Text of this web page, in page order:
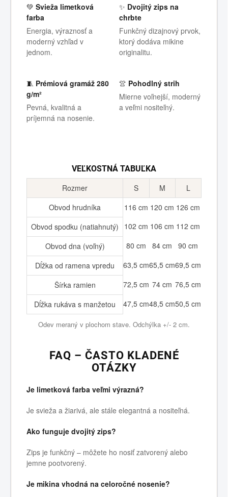
💚 Svieža limetková
farba
Energia, výraznosť a
moderný vzhľad v
jednom.
✨ Dvojitý zips na
chrbte
Funkčný dizajnový prvok,
ktorý dodáva mikine
originalitu.
🧵 Prémiová gramáž 280
g/m²
Pevná, kvalitná a
príjemná na nosenie.
👚 Pohodlný strih
Mierne voľnejší, moderný
a veľmi nositeľný.
VEĽKOSTNÁ TABUĽKA
Rozmer S M
L
Obvod hrudníka
116 cm 120 cm 126 cm
Obvod spodku (natiahnutý)
102 cm 106 cm 112 cm
Obvod dna (voľný)
80 cm 84 cm
90 cm
Dĺžka od ramena vpredu
63,5 cm65,5 cm69,5 cm
Šírka ramien
72,5 cm 74 cm 76,5 cm
Dĺžka rukáva s manžetou
47,5 cm48,5 cm50,5 cm
Odev meraný v plochom stave. Odchýlka +/- 2 cm.
FAQ – ČASTO KLADENÉ
OTÁZKY
Je limetková farba veľmi výrazná?
Je svieža a žiarivá, ale stále elegantná a nositeľná.
Ako funguje dvojitý zips?
Zips je funkčný – môžete ho nosiť zatvorený alebo
jemne pootvorený.
Je mikina vhodná na celoročné nosenie?